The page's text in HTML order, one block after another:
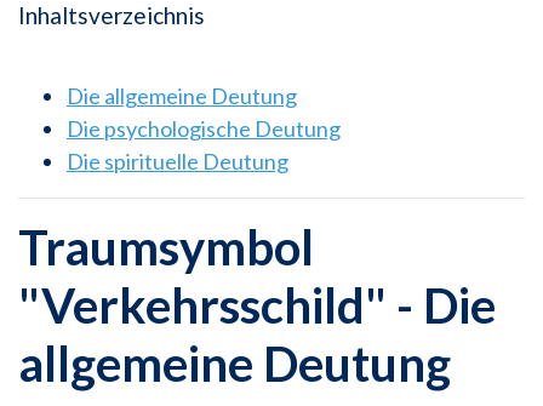
Inhaltsverzeichnis
Die allgemeine Deutung
Die psychologische Deutung
Die spirituelle Deutung
Traumsymbol
"Verkehrsschild" - Die
allgemeine Deutung